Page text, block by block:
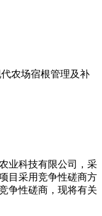
农场宿根管理及补
科技有限公司，采
目采用竞争性磋商方
争性磋商，现将有关